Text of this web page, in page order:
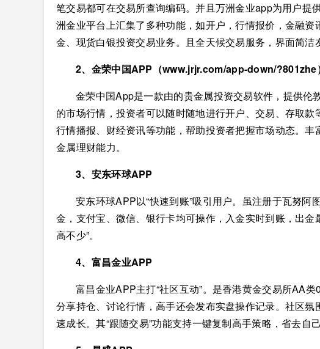
笔交易都可在交易所查询编码。并且万洲金业app为用户提
洲金业平台上汇集了多种功能，如开户，行情报价，金融
金、现货白银投资交易业务。且全天候交易服务，界面简洁
2、金荣中国APP （www.jrjr.com/app-down/?801zhe
金荣中国App是一款由的贵金属投资交易软件，提供
的市场行情，投资者可以随时随地进行开户、交易、存取款
行情播报、财经资讯等功能，帮助投资者把握市场动态。
金属理财能力。
3、安东环球APP
安东环球APP以“快速到账”吸引用户。虽注册于瓦努
金，支付宝、微信、银行卡均可操作，入金实时到账，出
高不少”。
4、富昌金业APP
富昌金业APP主打“社区互动”。是香港黄金交易所AA
分享持仓、讨论行情，高手还会发布实盘操作记录。社区
速成长。其“跟随交易”功能支持一键复制高手策略，省去自